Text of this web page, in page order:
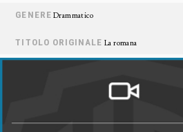
GENERE Drammatico
TITOLO ORIGINALE La romana